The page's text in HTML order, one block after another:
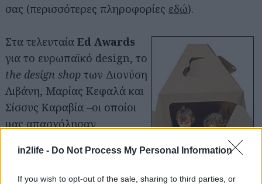
in2life - Do Not Process My Personal Information
If you wish to opt-out of the sale, sharing to third parties, or
σας (περισσότερες πληροφορίες εδώ).
Στα τελευταία Ed Awards
για το ευρωπαϊκό design, το
the design shop των Διονύση
Λιβάνη, Μαρίας Κεφαλά και
Σίσσυς Καραβία –οι οποίοι
μας απασχόλησαν
δημοσίευμα του in2lifeμε
την φρέσκια ιδέα του